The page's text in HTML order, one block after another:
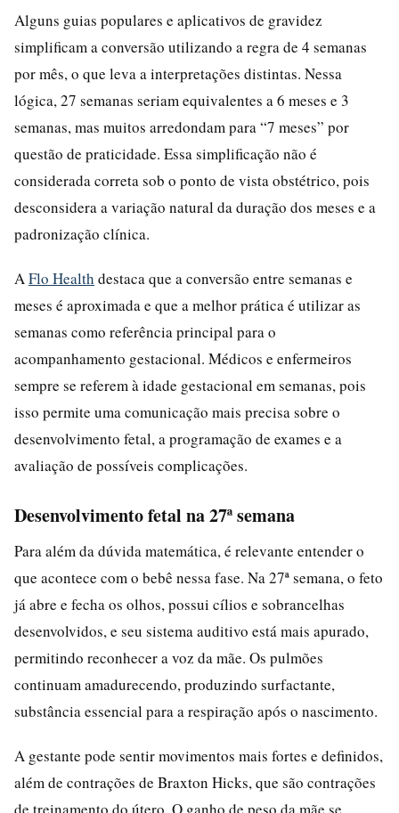
Alguns guias populares e aplicativos de gravidez
simplificam a conversão utilizando a regra de 4 semanas
por mês, o que leva a interpretações distintas. Nessa
lógica, 27 semanas seriam equivalentes a 6 meses e 3
semanas, mas muitos arredondam para “7 meses” por
questão de praticidade. Essa simplificação não é
considerada correta sob o ponto de vista obstétrico, pois
desconsidera a variação natural da duração dos meses e a
padronização clínica.
A Flo Health destaca que a conversão entre semanas e
meses é aproximada e que a melhor prática é utilizar as
semanas como referência principal para o
acompanhamento gestacional. Médicos e enfermeiros
sempre se referem à idade gestacional em semanas, pois
isso permite uma comunicação mais precisa sobre o
desenvolvimento fetal, a programação de exames e a
avaliação de possíveis complicações.
Desenvolvimento fetal na 27ª semana
Para além da dúvida matemática, é relevante entender o
que acontece com o bebê nessa fase. Na 27ª semana, o feto
já abre e fecha os olhos, possui cílios e sobrancelhas
desenvolvidos, e seu sistema auditivo está mais apurado,
permitindo reconhecer a voz da mãe. Os pulmões
continuam amadurecendo, produzindo surfactante,
substância essencial para a respiração após o nascimento.
A gestante pode sentir movimentos mais fortes e definidos,
além de contrações de Braxton Hicks, que são contrações
de treinamento do útero. O ganho de peso da mãe se